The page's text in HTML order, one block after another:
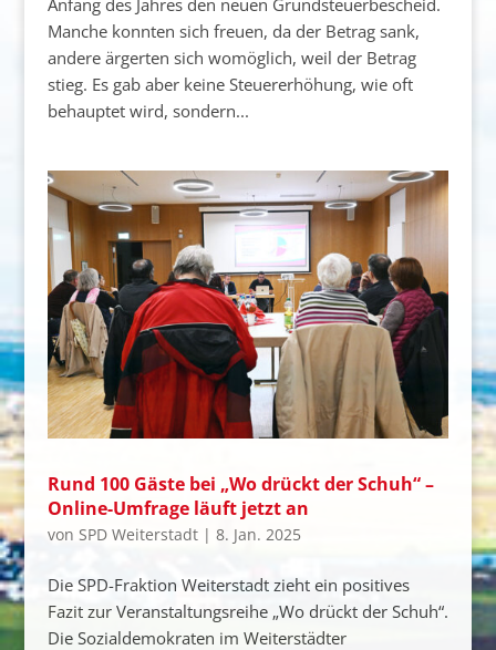
Anfang des Jahres den neuen Grundsteuerbescheid.
Manche konnten sich freuen, da der Betrag sank,
andere ärgerten sich womöglich, weil der Betrag
stieg. Es gab aber keine Steuererhöhung, wie oft
behauptet wird, sondern...
Rund 100 Gäste bei „Wo drückt der Schuh“ –
Online-Umfrage läuft jetzt an
von SPD Weiterstadt| 8. Jan. 2025
Die SPD-Fraktion Weiterstadt zieht ein positives
Fazit zur Veranstaltungsreihe „Wo drückt der Schuh“.
Die Sozialdemokraten im Weiterstädter